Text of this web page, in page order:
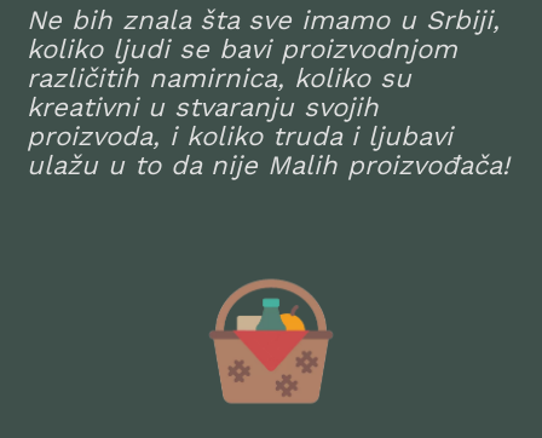
Ne bih znala šta sve imamo u Srbiji,
koliko ljudi se bavi proizvodnjom
različitih namirnica, koliko su
kreativni u stvaranju svojih
proizvoda, i koliko truda i ljubavi
ulažu u to da nije Malih proizvođača!